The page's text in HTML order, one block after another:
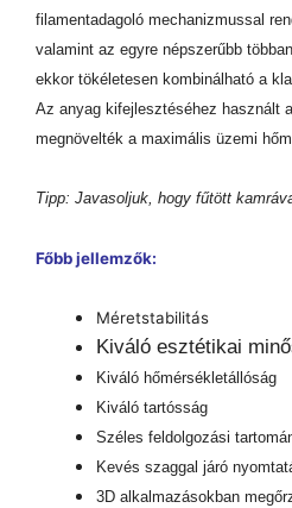
filamentadagoló mechanizmussal
valamint az egyre népszerűbb
ekkor tökéletesen kombinálható a
Az anyag kifejlesztéséhez használt
megnövelték a maximális üzemi
Tipp: Javasoljuk, hogy fűtött
Főbb jellemzők:
Méretstabilitás
Kiváló esztétikai
Kiváló hőmérsékletállóság
Kiváló tartósság
Széles feldolgozási
Kevés szaggal járó
3D alkalmazásokban